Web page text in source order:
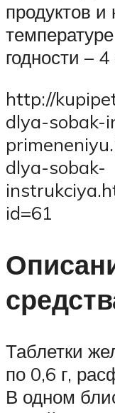
продуктов и
годности – 4
http://
dlya-sobak-
dlya-sobak-
id=61
Таблетки
по 0,6 г,
В одном